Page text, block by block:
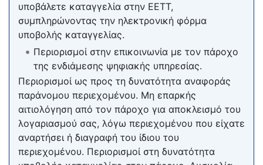
υποβάλετε καταγγελία στην ΕΕΤT,
συμπληρώνοντας την ηλεκτρονική φόρμα
υποβολής καταγγελίας.
Περιορισμοί στην επικοινωνία με τον πάροχο
της ενδιάμεσης ψηφιακής υπηρεσίας.
Περιορισμοί ως προς τη δυνατότητα αναφοράς
παράνομου περιεχομένου. Μη επαρκής
αιτιολόγηση από τον πάροχο για αποκλεισμό του
λογαριασμού σας, λόγω περιεχομένου που είχατε
αναρτήσει ή διαγραφή του ίδιου του
περιεχομένου. Περιορισμοί στη δυνατότητα